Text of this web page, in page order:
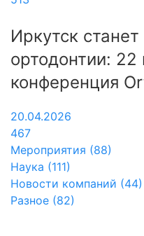
Иркутск
ортодонтии: 22
конференция
20.04.2026
467
Мероприятия (88)
Наука (111)
Новости компаний (44)
Разное (82)